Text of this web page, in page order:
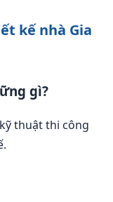
kế nhà Gia
gì?
thuật thi công